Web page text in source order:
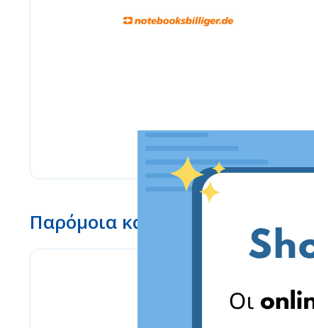
Παρόμοια καταστήματα